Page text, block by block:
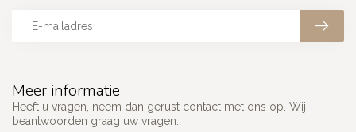
Meer informatie
Heeft u vragen, neem dan gerust contact met ons op. Wij
beantwoorden graag uw vragen.